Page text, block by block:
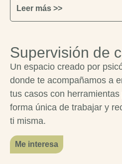
Leer más >>
Supervisión de
Un espacio creado por
donde te acompañamos a
tus casos con
forma única de trabajar y
ti misma.
Me interesa